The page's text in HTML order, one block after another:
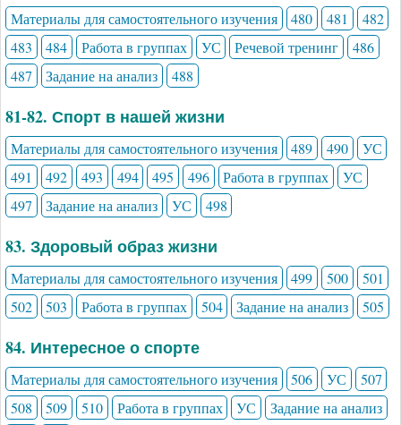
Материалы для самостоятельного изучения 480 481
482
483
484 Работа в группах УС Речевой тренинг
486
487
Задание на анализ 488
81-82. Спорт в нашей жизни
Материалы для самостоятельного изучения 489 490
УС
491
492 493 494 495 496 Работа в группах
УС
497
Задание на анализ УС 498
83. Здоровый образ жизни
Материалы для самостоятельного изучения 499 500
501
502
503 Работа в группах 504 Задание на анализ 505
84. Интересное о спорте
Материалы для самостоятельного изучения 506 УС
507
508
509 510 Работа в группах УС
Задание на анализ